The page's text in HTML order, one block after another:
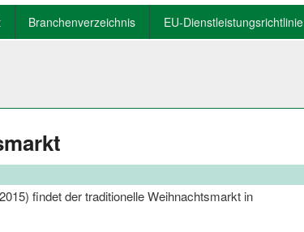
Branchenverzeichnis EU-Dienstleistungsrichtlinie
findet der traditionelle Weihnachtsmarkt in